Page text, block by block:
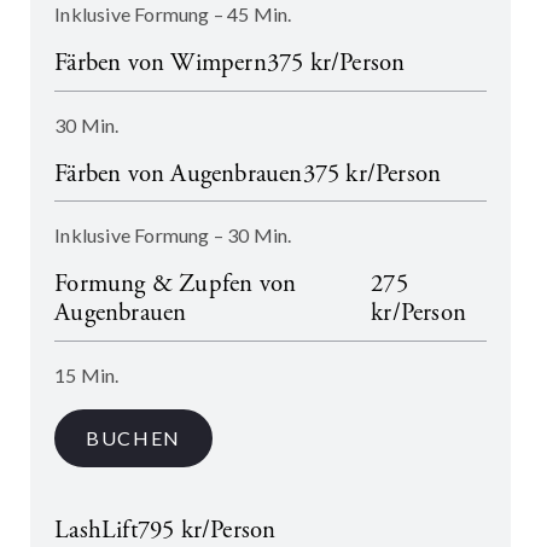
Inklusive Formung – 45 Min.
Färben von Wimpern375 kr/Person
30 Min.
Färben von Augenbrauen375 kr/Person
Inklusive Formung – 30 Min.
Formung & Zupfen von
Augenbrauen
275
kr/Person
15 Min.
BUCHEN
LashLift795 kr/Person